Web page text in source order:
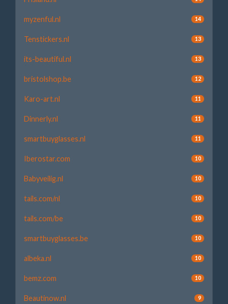
myzenful.nl 14
Tenstickers.nl 13
its-beautiful.nl 13
bristolshop.be 12
Karo-art.nl 11
Dinnerly.nl 11
smartbuyglasses.nl 11
Iberostar.com 10
Babyveilig.nl 10
tails.com/nl 10
tails.com/be 10
smartbuyglasses.be 10
albeka.nl 10
bemz.com 10
Beautinow.nl 9